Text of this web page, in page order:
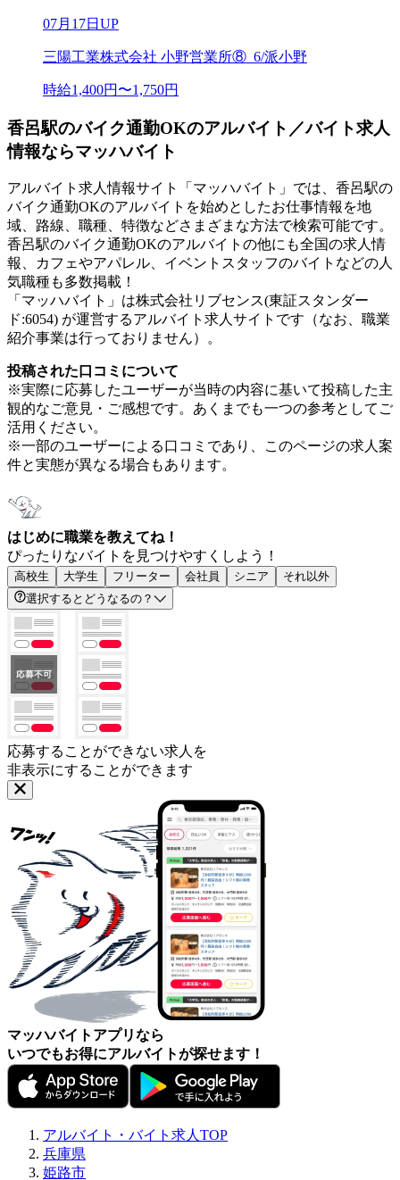
07月17日UP
三陽工業株式会社 小野営業所⑧_6/派小野
時給1,400円〜1,750円
香呂駅のバイク通勤OKのアルバイト／バイト求人
情報ならマッハバイト
アルバイト求人情報サイト「マッハバイト」では、香呂駅の
バイク通勤OKのアルバイトを始めとしたお仕事情報を地
域、路線、職種、特徴などさまざまな方法で検索可能です。
香呂駅のバイク通勤OKのアルバイトの他にも全国の求人情
報、カフェやアパレル、イベントスタッフのバイトなどの人
気職種も多数掲載！
「マッハバイト」は株式会社リブセンス(東証スタンダー
ド:6054) が運営するアルバイト求人サイトです（なお、職業
紹介事業は行っておりません）。
投稿された口コミについて
※実際に応募したユーザーが当時の内容に基いて投稿した主
観的なご意見・ご感想です。あくまでも一つの参考としてご
活用ください。
※一部のユーザーによる口コミであり、このページの求人案
件と実態が異なる場合もあります。
はじめに職業を教えてね！
ぴったりなバイトを見つけやすくしよう！
高校生 大学生 フリーター 会社員 シニア
それ以外
選択するとどうなるの？
応募することができない求人を
非表示にすることができます
マッハバイトアプリなら
いつでもお得にアルバイトが探せます！
アルバイト・バイト求人TOP
兵庫県
姫路市